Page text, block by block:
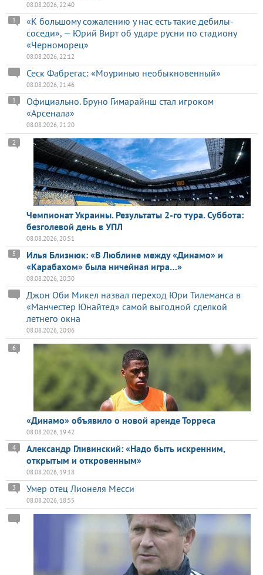
08.08.2026, 22:40
«К большому сожалению у нас есть такие дебилы-
соседи», — Юрий Вирт об ударе русни по стадиону
«Черноморец»
1
08.08.2026, 22:12
Сеск Фабрегас: «Моуринью необыкновенный»
08.08.2026, 21:46
Официально. Бруно Гимарайнш стал игроком
«Арсенала»
1
08.08.2026, 21:20
Чемпионат Украины. Результаты 2-го тура. Суббота:
безголевой день в УПЛ
2
08.08.2026, 20:51
Илья Близнюк: «В Люблине между «Динамо» и
«Карабахом» была ничейная игра…»
5
08.08.2026, 20:30
Джон Оби Микел назвал переход Юри Тилеманса в
«Манчестер Юнайтед» самой выгодной сделкой
летнего окна
08.08.2026, 20:06
«Динамо» объявило о новой аренде Торреса
6
08.08.2026, 19:42
Александр Гливинский: «Надо быть искренним,
открытым и откровенным»
4
08.08.2026, 19:18
Умер отец Лионеля Месси
3
08.08.2026, 18:55